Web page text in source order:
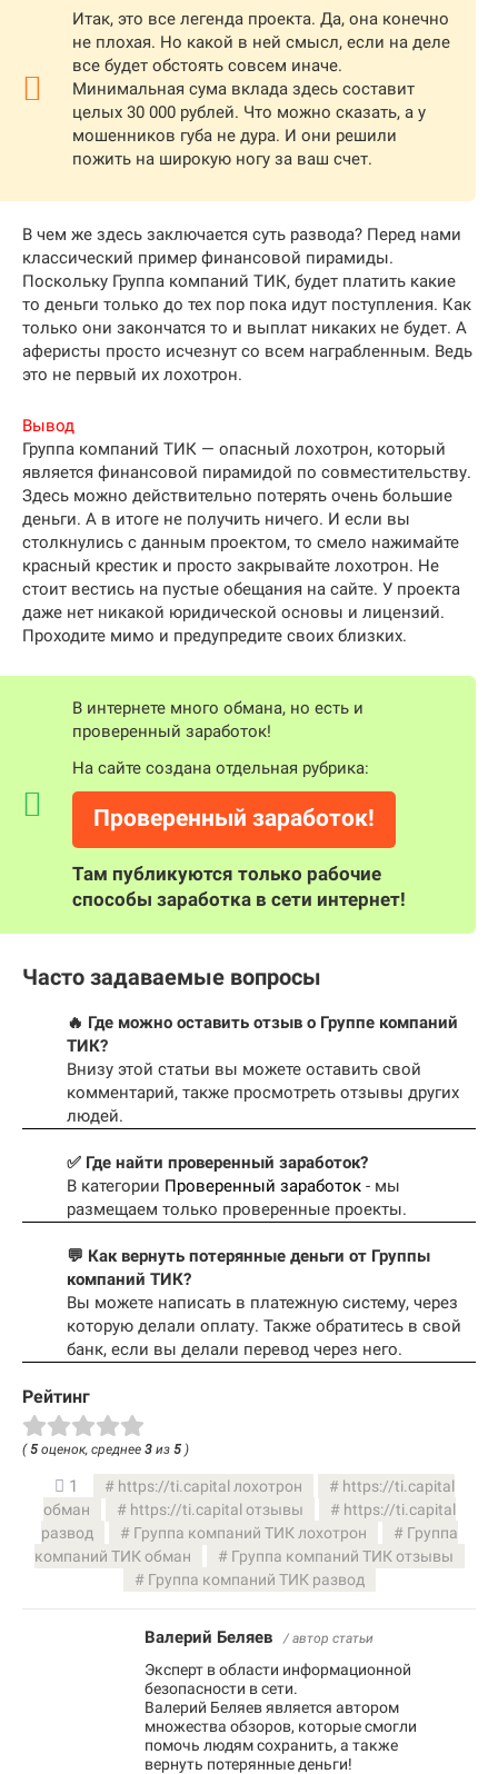
Итак, это все легенда проекта. Да, она конечно
не плохая. Но какой в ней смысл, если на деле
все будет обстоять совсем иначе.
Минимальная сума вклада здесь составит
целых 30 000 рублей. Что можно сказать, а у
мошенников губа не дура. И они решили
пожить на широкую ногу за ваш счет.
В чем же здесь заключается суть развода? Перед нами
классический пример финансовой пирамиды.
Поскольку Группа компаний ТИК, будет платить какие
то деньги только до тех пор пока идут поступления. Как
только они закончатся то и выплат никаких не будет. А
аферисты просто исчезнут со всем награбленным. Ведь
это не первый их лохотрон.
Вывод
Группа компаний ТИК — опасный лохотрон, который
является финансовой пирамидой по совместительству.
Здесь можно действительно потерять очень большие
деньги. А в итоге не получить ничего. И если вы
столкнулись с данным проектом, то смело нажимайте
красный крестик и просто закрывайте лохотрон. Не
стоит вестись на пустые обещания на сайте. У проекта
даже нет никакой юридической основы и лицензий.
Проходите мимо и предупредите своих близких.
В интернете много обмана, но есть и
проверенный заработок!
На сайте создана отдельная рубрика:
Проверенный заработок!
Там публикуются только рабочие
способы заработка в сети интернет!
Часто задаваемые вопросы
🔥 Где можно оставить отзыв о Группе компаний
ТИК?
Внизу этой статьи вы можете оставить свой
комментарий, также просмотреть отзывы других
людей.
✅ Где найти проверенный заработок?
В категории Проверенный заработок - мы
размещаем только проверенные проекты.
💬 Как вернуть потерянные деньги от Группы
компаний ТИК?
Вы можете написать в платежную систему, через
которую делали оплату. Также обратитесь в свой
банк, если вы делали перевод через него.
Рейтинг
(5 оценок, среднее 3 из 5 )
1 https://ti.capital лохотрон
https://ti.capital
обман
https://ti.capital отзывы
https://ti.capital
развод
Группа компаний ТИК лохотрон
Группа
компаний ТИК обман
Группа компаний ТИК отзывы
Группа компаний ТИК развод
Валерий Беляев / автор статьи
Эксперт в области информационной
безопасности в сети.
Валерий Беляев является автором
множества обзоров, которые смогли
помочь людям сохранить, а также
вернуть потерянные деньги!